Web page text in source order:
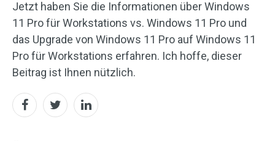
Jetzt haben Sie die Informationen über Windows
11 Pro für Workstations vs. Windows 11 Pro und
das Upgrade von Windows 11 Pro auf Windows 11
Pro für Workstations erfahren. Ich hoffe, dieser
Beitrag ist Ihnen nützlich.